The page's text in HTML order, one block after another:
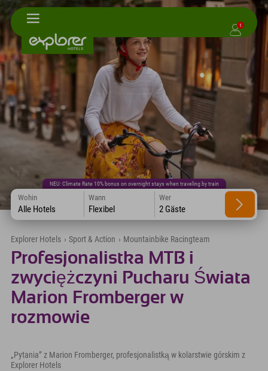
1
NEU: Climate Rate 10% bonus on overnight stays when traveling by train
Wohin
Alle Hotels
Wann
Flexibel
Wer
2 Gäste
Explorer Hotels › Sport & Action › Mountainbike Racingteam
Profesjonalistka MTB i
zwyciężczyni Pucharu Świata
Marion Fromberger w
rozmowie
„Pytania” z Marion Fromberger, profesjonalistką w kolarstwie górskim z
Explorer Hotels